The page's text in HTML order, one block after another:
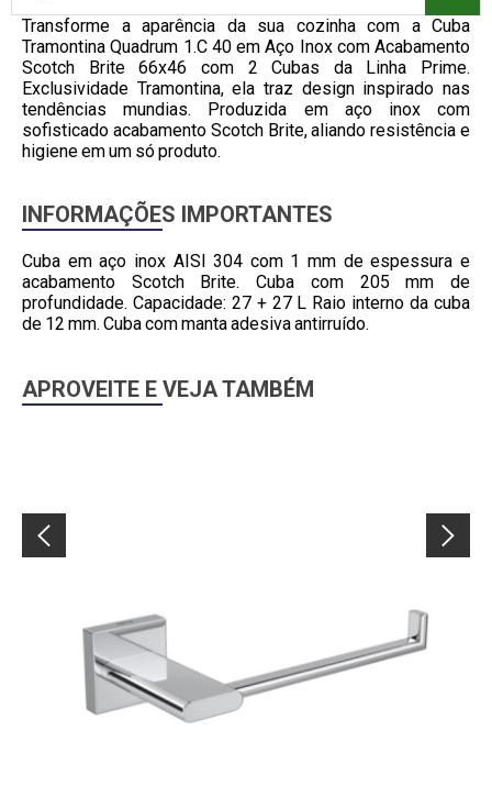
Transforme a aparência da sua cozinha com a Cuba
Tramontina Quadrum 1.C 40 em Aço Inox com Acabamento
Scotch Brite 66x46 com 2 Cubas da Linha Prime.
Exclusividade Tramontina, ela traz design inspirado nas
tendências mundias. Produzida em aço inox com
sofisticado acabamento Scotch Brite, aliando resistência e
higiene em um só produto.
INFORMAÇÕES IMPORTANTES
Cuba em aço inox AISI 304 com 1 mm de espessura e
acabamento Scotch Brite. Cuba com 205 mm de
profundidade. Capacidade: 27 + 27 L Raio interno da cuba
de 12 mm. Cuba com manta adesiva antirruído.
APROVEITE E VEJA TAMBÉM